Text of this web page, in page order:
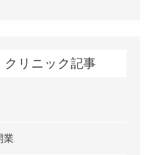
クリニック記事
業